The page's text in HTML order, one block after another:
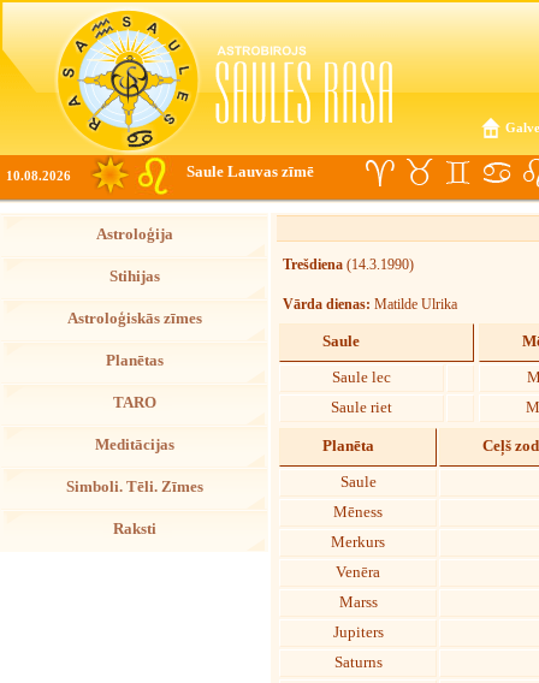
10.08.2026 Saule Lauvas zīmē
Astroloģija
Stihijas
Astroloģiskās zīmes
Planētas
TARO
Meditācijas
Simboli. Tēli. Zīmes
Raksti
Trešdiena (14.3.1990)
Vārda dienas: Matilde Ulrika
Saule
Saule lec
Saule riet
Planēta Ceļš
Saule
Mēness
Merkurs
Venēra
Marss
Jupiters
Saturns